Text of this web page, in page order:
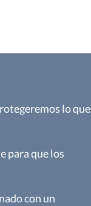
lo que
para que los
con un